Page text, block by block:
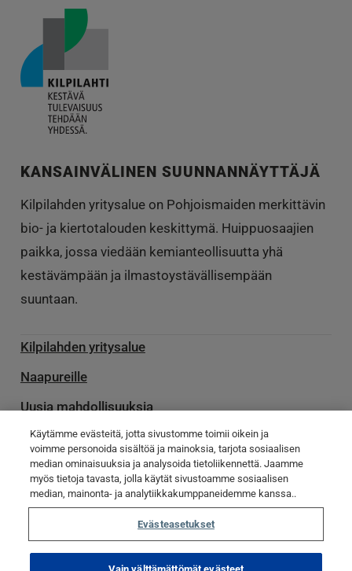
KANSAINVÄLINEN SUUNNANNÄYTTÄJÄ
Kilpilahden yritysalue on Pohjoismaiden merkittävin
bio- ja kiertotalouden keskittymä. Huippuosaajien
paikka, jossa viedään kemianteollisuutta yhä
kestävämpään ja ilmastoystävällisempään
suuntaan.
Kilpilahden yritysalue
Naapureille
Uusia mahdollisuuksia
Palvelu­toimittajille
Ota yhteyttä
Poikkeamatiedotteet
Käytämme evästeitä, jotta sivustomme toimii oikein ja
voimme personoida sisältöä ja mainoksia, tarjota sosiaalisen
median ominaisuuksia ja analysoida tietoliikennettä. Jaamme
myös tietoja tavasta, jolla käytät sivustoamme sosiaalisen
median, mainonta- ja analytiikkakumppaneidemme kanssa..
Evästeasetukset